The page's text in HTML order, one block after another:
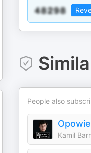
People also
Kamil